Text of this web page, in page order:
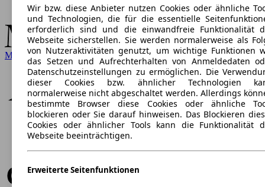
Mercedes-Benz
Wir bzw. diese Anbieter nutzen Cookies oder ähnliche
und Technologien, die für die essentielle
erforderlich sind und die einwandfreie Funktionalität
Webseite sicherstellen. Sie werden normalerweise als
von Nutzeraktivitäten genutzt, um wichtige Funktionen
das Setzen und Aufrechterhalten von Anmeldedaten
Datenschutzeinstellungen zu ermöglichen. Die
dieser Cookies bzw. ähnlicher Technologien
normalerweise nicht abgeschaltet werden. Allerdings
bestimmte Browser diese Cookies oder ähnliche
blockieren oder Sie darauf hinweisen. Das Blockieren
Cookies oder ähnlicher Tools kann die Funktionalität
Webseite beeinträchtigen.
Erweiterte Seitenfunktionen